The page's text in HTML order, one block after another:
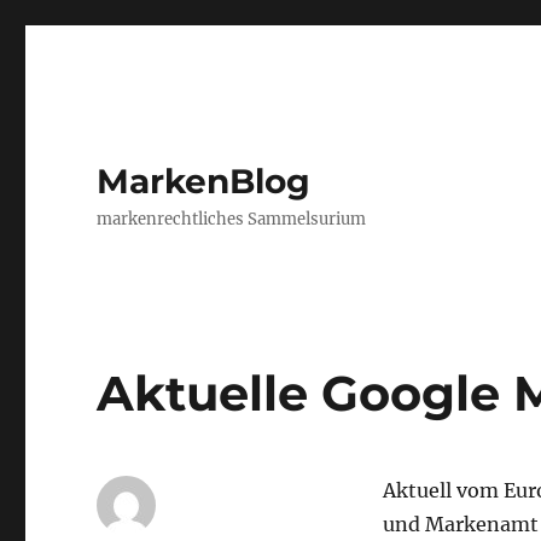
MarkenBlog
markenrechtliches Sammelsurium
Aktuelle Google
Aktuell vom
und Markenamt